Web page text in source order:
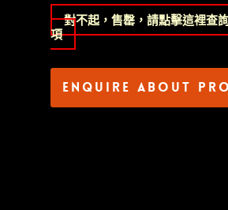
對不起，售罄，請點擊這裡查
項
Enquire about